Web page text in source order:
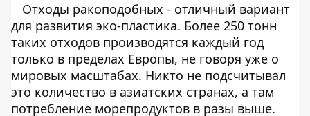
Отходы ракоподобных - отличный вариант
для развития эко-пластика. Более 250 тонн
таких отходов производятся каждый год
только в пределах Европы, не говоря уже о
мировых масштабах. Никто не подсчитывал
это количество в азиатских странах, а там
потребление морепродуктов в разы выше.